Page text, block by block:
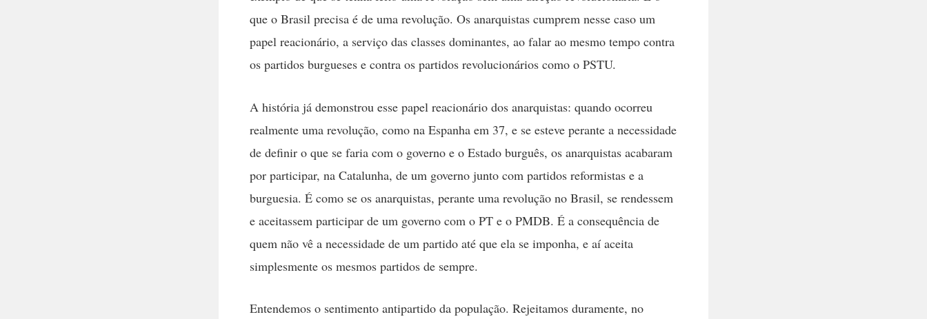
que o Brasil precisa é de uma revolução. Os anarquistas cumprem nesse caso um
papel reacionário, a serviço das classes dominantes, ao falar ao mesmo tempo contra
os partidos burgueses e contra os partidos revolucionários como o PSTU.
A história já demonstrou esse papel reacionário dos anarquistas: quando ocorreu
realmente uma revolução, como na Espanha em 37, e se esteve perante a necessidade
de definir o que se faria com o governo e o Estado burguês, os anarquistas acabaram
por participar, na Catalunha, de um governo junto com partidos reformistas e a
burguesia. É como se os anarquistas, perante uma revolução no Brasil, se rendessem
e aceitassem participar de um governo com o PT e o PMDB. É a consequência de
quem não vê a necessidade de um partido até que ela se imponha, e aí aceita
simplesmente os mesmos partidos de sempre.
Entendemos o sentimento antipartido da população. Rejeitamos duramente, no